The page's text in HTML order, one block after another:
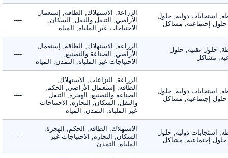
استجابات دولية, حلول
إجتماعيه, مشاكل
الزراعة, الاستهلاك, الطاقه, إستعمال
الأراضي, التنقل والنقل, السكان,
الاحتياجات غير الملباه, المياه
----
حلول تقنيه, حلول
مشاكل
الزراعة, الاستهلاك, الطاقه, إستعمال
الأراضي, الصناعة والتصنيع,
الاحتياجات غير الملباه, التمدن, المياه
----
استجابات دولية, حلول
إجتماعيه, مشاكل
الزراعة, النزاعات, الاستهلاك,
الطاقه, إستعمال الأراضي, الحكم,
الصناعة والتصنيع, الهجرة, التنقل
والنقل, السكان, التجاره, الاحتياجات
غير الملباه, التمدن, المياه
----
استجابات دولية, حلول
إجتماعيه, مشاكل
الاستهلاك, الطاقه, الحكم, الهجرة,
السكان, التجاره, الاحتياجات غير
الملباه, التمدن
----